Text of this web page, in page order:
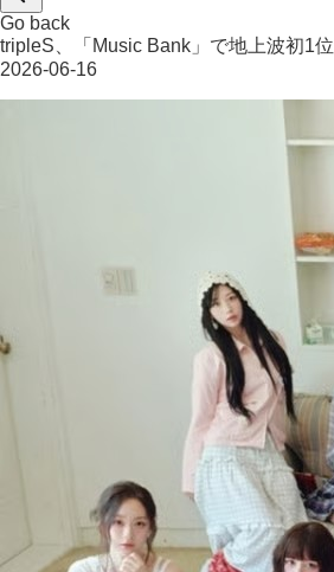
Go back
tripleS、「Music Bank」で地上波初1位
2026-06-16